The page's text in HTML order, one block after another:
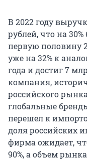
В 2022 году
рублей, что на
первую половину
уже на 32% к
года и достиг 7
компания,
российского
глобальные
перешел к
доля российских
фирма ожидает,
90%, а объем